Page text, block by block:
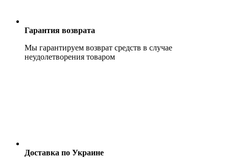
Гарантия возврата
Мы гарантируем возврат средств в случае
неудолетворения товаром
Доставка по Украине